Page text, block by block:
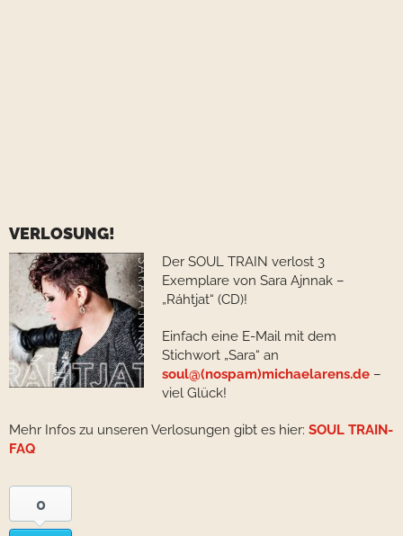
VERLOSUNG!
Der SOUL TRAIN verlost 3
Exemplare von Sara Ajnnak –
„Ráhtjat“ (CD)!
Einfach eine E-Mail mit dem
Stichwort „Sara“ an
soul@(nospam)michaelarens.de –
viel Glück!
Mehr Infos zu unseren Verlosungen gibt es hier: SOUL TRAIN-
FAQ
0